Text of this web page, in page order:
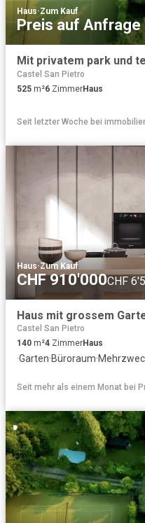
Haus·Zum Kauf
Preis auf Anfrage
Mit privatem park und
Castel San Pietro
525 m²6 ZimmerHaus
Seit letzter Woche bei
Haus·Zum Kauf
CHF 910'000CHF
Haus mit grossem
Castel San Pietro
140 m²4 ZimmerHaus
·Garten·Büroraum·
Seit mehr als einem Monat bei